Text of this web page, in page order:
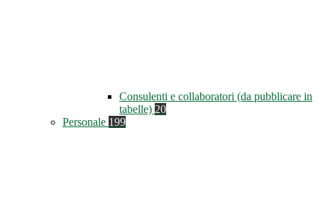
Consulenti e collaboratori (da pubblicare in
tabelle) 20
Personale 199